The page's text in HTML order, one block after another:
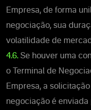
Empresa, de forma
negociação, sua
volatilidade de
4.6. Se houver uma
o Terminal de
Empresa, a
negociação é